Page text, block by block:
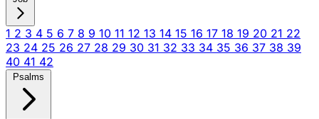
1 2 3 4 5 6 7 8 9 10 11 12 13 14 15 16 17 18 19 20 21 22
23 24 25 26 27 28 29 30 31 32 33 34 35 36 37 38 39
40 41 42
Psalms